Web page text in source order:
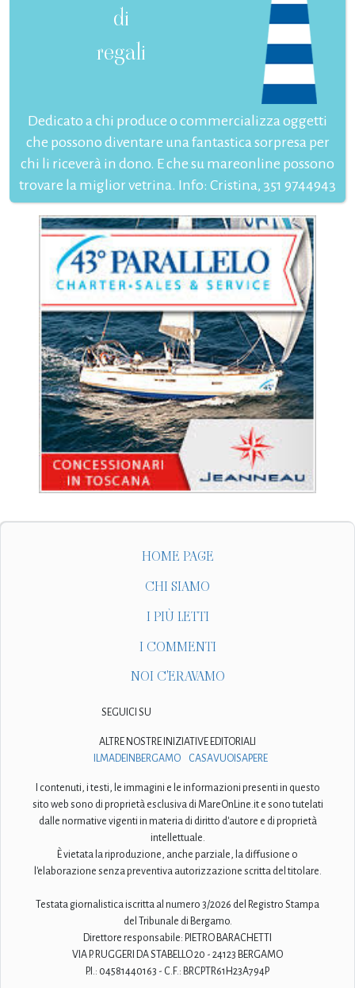
di
regali
Dedicato a chi produce o commercializza oggetti
che possono diventare una fantastica sorpresa per
chi li riceverà in dono. E che su mareonline possono
trovare la miglior vetrina. Info: Cristina, 351 9744943
HOME PAGE
CHI SIAMO
I PIÙ LETTI
I COMMENTI
NOI C'ERAVAMO
SEGUICI SU
ALTRE NOSTRE INIZIATIVE EDITORIALI
ILMADEINBERGAMO
CASAVUOISAPERE
I contenuti, i testi, le immagini e le informazioni presenti in questo
sito web sono di proprietà esclusiva di MareOnLine.it e sono tutelati
dalle normative vigenti in materia di diritto d'autore e di proprietà
intellettuale.
È vietata la riproduzione, anche parziale, la diffusione o
l'elaborazione senza preventiva autorizzazione scritta del titolare.
Testata giornalistica iscritta al numero 3/2026 del Registro Stampa
del Tribunale di Bergamo.
Direttore responsabile: PIETRO BARACHETTI
VIA P. RUGGERI DA STABELLO 20 - 24123 BERGAMO
P.I.: 04581440163 - C.F.: BRCPTR61H23A794P